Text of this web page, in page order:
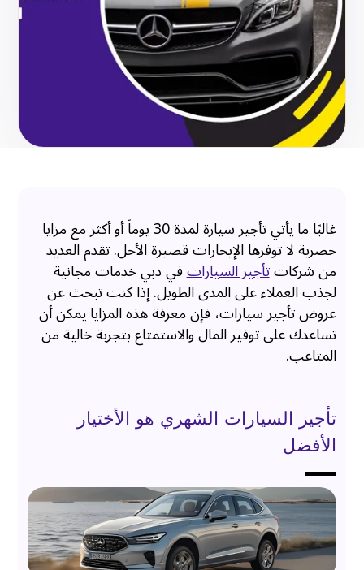
غالبًا ما يأتي تأجير سيارة لمدة 30 يوماً أو أكثر مع مزايا
حصرية لا توفرها الإيجارات قصيرة الأجل. تقدم العديد
من شركاتتأجير السياراتفي دبي خدمات مجانية
لجذب العملاء على المدى الطويل. إذا كنت تبحث عن
عروض تأجير سيارات، فإن معرفة هذه المزايا يمكن أن
تساعدك على توفير المال والاستمتاع بتجربة خالية من
المتاعب.
تأجير السيارات الشهري هو الأختيار
الأفضل